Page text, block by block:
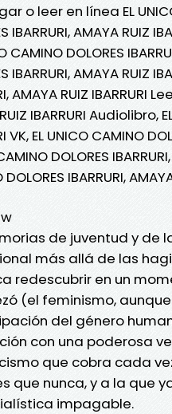
o leer en línea EL
IBARRURI, AMAYA RUIZ
CAMINO DOLORES
IBARRURI, AMAYA RUIZ
AMAYA RUIZ IBARRURI
IBARRURI Audiolibro,
VK, EL UNICO CAMINO
DOLORES
DOLORES IBARRURI,
de juventud y de
más allá de las
redescubrir en un
(el feminismo,
del género
con una poderosa
que cobra cada
que nunca, y a la que
impagable.